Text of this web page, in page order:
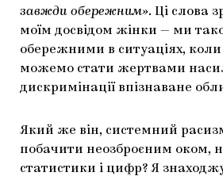
завжди обережним». Ці слова
моїм досвідом жінки — ми
обережними в ситуаціях,
можемо стати жертвами
дискримінації впізнаване
Який же він, системний
побачити неозброєним оком,
статистики і цифр? Я